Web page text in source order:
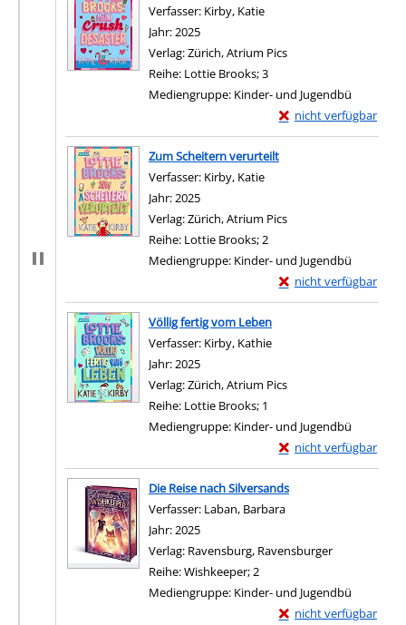
Verfasser: Kirby, Katie
Jahr:2025
Verlag:Zürich, Atrium Pics
Reihe: Lottie Brooks; 3
Mediengruppe: Kinder- und Jugendbü
nicht verfügbar
Exemplar-Details von
Zum Download von
Zum Scheitern verurteilt
Verfasser: Kirby, Katie
Jahr:2025
Verlag:Zürich, Atrium Pics
Reihe: Lottie Brooks; 2
Mediengruppe: Kinder- und Jugendbü
nicht verfügbar
Exemplar-Details von
Zum Download von
Völlig fertig vom Leben
Verfasser: Kirby, Kathie
Jahr:2025
Verlag:Zürich, Atrium Pics
Reihe: Lottie Brooks; 1
Mediengruppe: Kinder- und Jugendbü
nicht verfügbar
Exemplar-Details von
Zum Download von
Die Reise nach Silversands
Verfasser: Laban, Barbara
Jahr:2025
Verlag: Ravensburg, Ravensburger
Reihe:Wishkeeper; 2
Mediengruppe: Kinder- und Jugendbü
nicht verfügbar
Exemplar-Details von